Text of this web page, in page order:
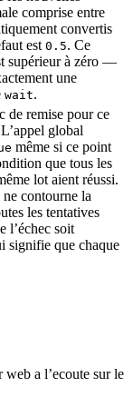
comprise entre
convertis
est 0.5. Ce
supérieur à zéro —
une
wait.
de remise pour ce
global
même si ce point
que tous les
lot aient réussi.
ne contourne la
les tentatives
l’échec soit
signifie que chaque
a l’ecoute sur le